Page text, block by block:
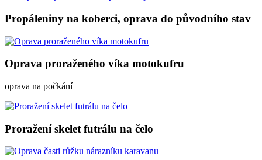
Propáleniny na koberci, oprava do původního stav
Oprava proraženého víka motokufru
oprava na počkání
Proražení skelet futrálu na čelo